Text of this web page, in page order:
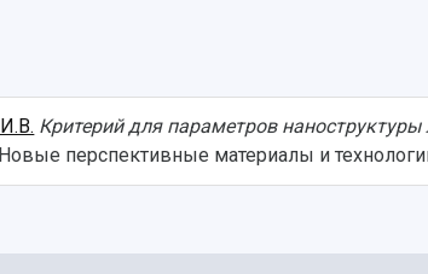
Критерий для параметров
перспективные материалы и